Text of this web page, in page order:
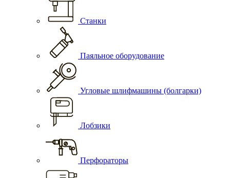
Станки
Паяльное оборудование
Угловые шлифмашины (болгарки)
Лобзики
Перфораторы